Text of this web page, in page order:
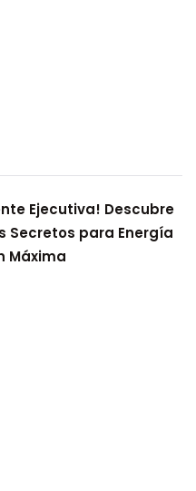
Ejecutiva! Descubre
Secretos para Energía
Máxima